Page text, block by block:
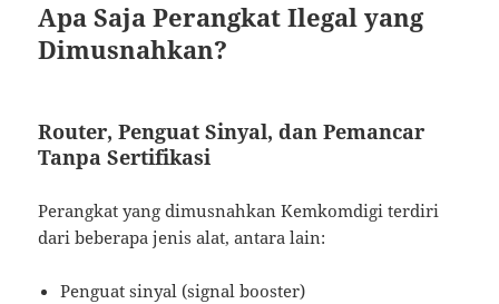
Apa Saja Perangkat Ilegal yang
Dimusnahkan?
Router, Penguat Sinyal, dan Pemancar
Tanpa Sertifikasi
Perangkat yang dimusnahkan Kemkomdigi terdiri
dari beberapa jenis alat, antara lain:
Penguat sinyal (signal booster)